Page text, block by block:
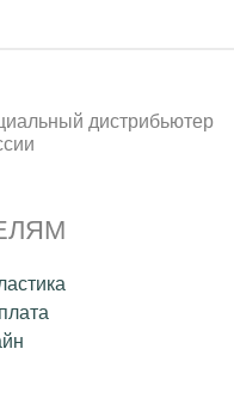
дистрибьютер